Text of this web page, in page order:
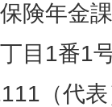
険年金課
目1番1
（代